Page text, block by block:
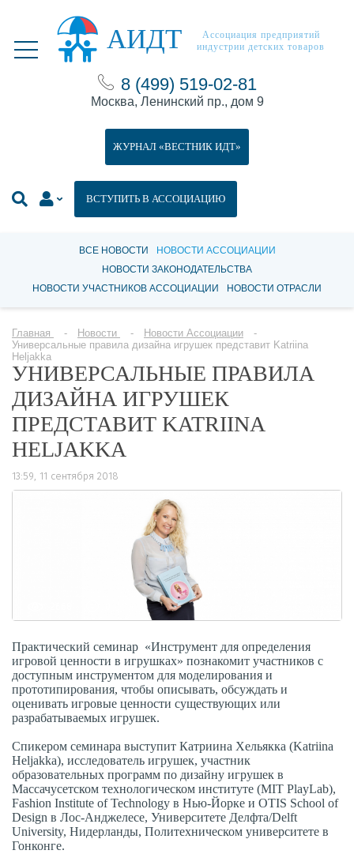
АИДТ
Ассоциация предприятий
индустрии детских товаров
8 (499) 519-02-81
Москва, Ленинский пр., дом 9
ВСТУПИТЬ В АССОЦИАЦИЮ
ЖУРНАЛ «ВЕСТНИК ИДТ»
ВСЕ НОВОСТИ
НОВОСТИ АССОЦИАЦИИ
НОВОСТИ ЗАКОНОДАТЕЛЬСТВА
НОВОСТИ УЧАСТНИКОВ АССОЦИАЦИИ
НОВОСТИ ОТРАСЛИ
Главная Новости
Новости Ассоциации
Универсальные правила дизайна игрушек представит Katriina
Heljakka
УНИВЕРСАЛЬНЫЕ ПРАВИЛА
ДИЗАЙНА ИГРУШЕК
ПРЕДСТАВИТ KATRIINA
HELJAKKA
13:59, 11 сентября 2018
Практический семинар «Инструмент для определения
игровой ценности в игрушках» познакомит участников с
доступным инструментом для моделирования и
прототипирования, чтобы описывать, обсуждать и
оценивать игровые ценности существующих или
разрабатываемых игрушек.
Спикером семинара выступит Катриина Хельякка (Katriina
Heljakka), исследователь игрушек, участник
образовательных программ по дизайну игрушек в
Массачусетском технологическом институте (MIT PlayLab),
Fashion Institute of Technology в Нью-Йорке и OTIS School of
Design в Лос-Анджелесе, Университете Делфта/Delft
University, Нидерланды, Политехническом университете в
Гонконге.